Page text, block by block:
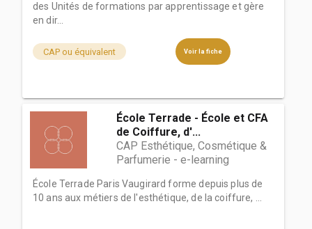
des Unités de formations par apprentissage et gère
en dir...
CAP ou équivalent Voir la fiche
École Terrade - École et CFA
de Coiffure, d'...
CAP Esthétique, Cosmétique &
Parfumerie - e-learning
École Terrade Paris Vaugirard forme depuis plus de
10 ans aux métiers de l'esthétique, de la coiffure, ...